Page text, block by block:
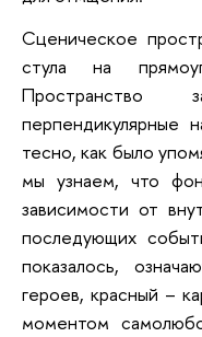
Сценическое
стула на
Пространство
перпендикулярные
тесно, как было
мы узнаем, что
зависимости от
последующих
показалось,
героев, красный –
моментом